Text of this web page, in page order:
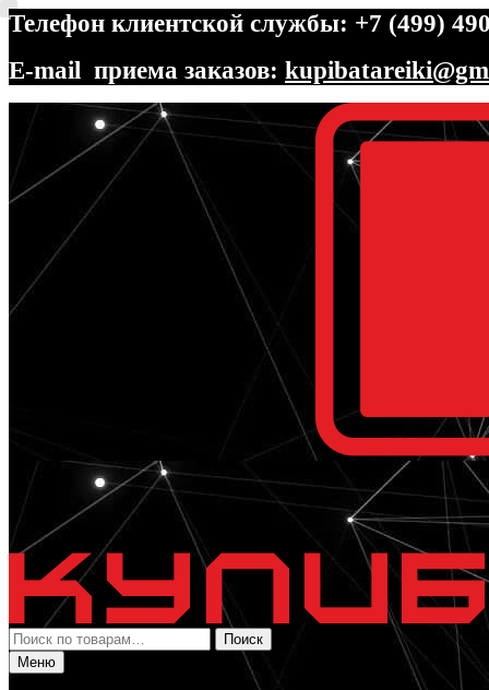
Телефон клиентской службы: +7 (499)
E-mail приема заказов:
Перейти
навигации
Перейти
содержимому
Искать:
Поиск
Меню